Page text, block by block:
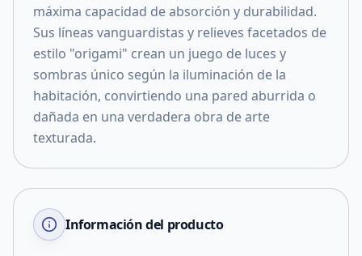
máxima capacidad de absorción y durabilidad.
Sus líneas vanguardistas y relieves facetados de
estilo "origami" crean un juego de luces y
sombras único según la iluminación de la
habitación, convirtiendo una pared aburrida o
dañada en una verdadera obra de arte
texturada.
Información del producto